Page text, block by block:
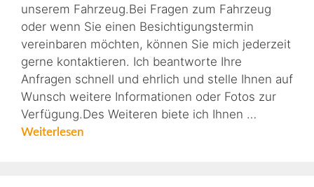
unserem Fahrzeug.Bei Fragen zum Fahrzeug
oder wenn Sie einen Besichtigungstermin
vereinbaren möchten, können Sie mich jederzeit
gerne kontaktieren. Ich beantworte Ihre
Anfragen schnell und ehrlich und stelle Ihnen auf
Wunsch weitere Informationen oder Fotos zur
Verfügung.Des Weiteren biete ich Ihnen …
Weiterlesen